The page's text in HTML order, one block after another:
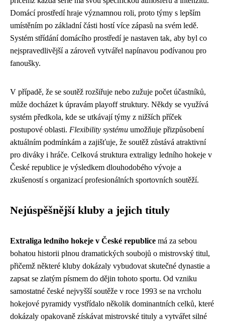
Domácí prostředí hraje významnou roli, proto týmy s lepším
umístěním po základní části hostí více zápasů na svém ledě.
Systém střídání domácího prostředí je nastaven tak, aby byl co
nejspravedlivější a zároveň vytvářel napínavou podívanou pro
fanoušky.
V případě, že se soutěž rozšiřuje nebo zužuje počet účastníků,
může docházet k úpravám playoff struktury. Někdy se využívá
systém předkola, kde se utkávají týmy z nižších příček
postupové oblasti. Flexibility systému umožňuje přizpůsobení
aktuálním podmínkám a zajišťuje, že soutěž zůstává atraktivní
pro diváky i hráče. Celková struktura extraligy ledního hokeje v
České republice je výsledkem dlouhodobého vývoje a
zkušeností s organizací profesionálních sportovních soutěží.
Nejúspěšnější kluby a jejich tituly
Extraliga ledního hokeje v České republice má za sebou
bohatou historii plnou dramatických soubojů o mistrovský titul,
přičemž některé kluby dokázaly vybudovat skutečné dynastie a
zapsat se zlatým písmem do dějin tohoto sportu. Od vzniku
samostatné české nejvyšší soutěže v roce 1993 se na vrcholu
hokejové pyramidy vystřídalo několik dominantních celků, které
dokázaly opakovaně získávat mistrovské tituly a vytvářet silné